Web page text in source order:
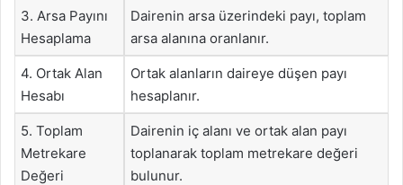
3. Arsa Payını
Hesaplama
Dairenin arsa üzerindeki payı, toplam
arsa alanına oranlanır.
4. Ortak Alan
Hesabı
Ortak alanların daireye düşen payı
hesaplanır.
5. Toplam
Metrekare
Değeri
Dairenin iç alanı ve ortak alan payı
toplanarak toplam metrekare değeri
bulunur.